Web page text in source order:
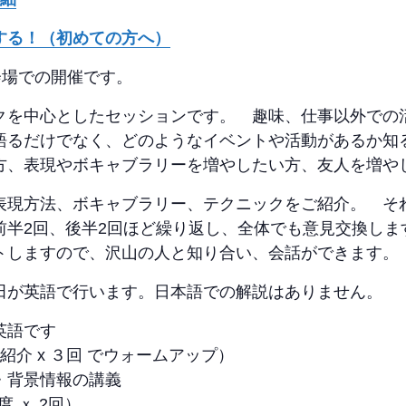
！（初めての方へ）
での開催です。
を中心としたセッションです。 趣味、仕事以外での
だけでなく、どのようなイベントや活動があるか
表現やボキャブラリーを増やしたい方、友人を増や
現方法、ボキャブラリー、テクニックをご紹介。 そ
半2回、後半2回ほど繰り返し、全体でも意見交換し
ますので、沢山の人と知り合い、会話ができます。
英語で行います。日本語での解説はありません。
語です
介 x ３回 でウォームアップ）
背景情報の講義